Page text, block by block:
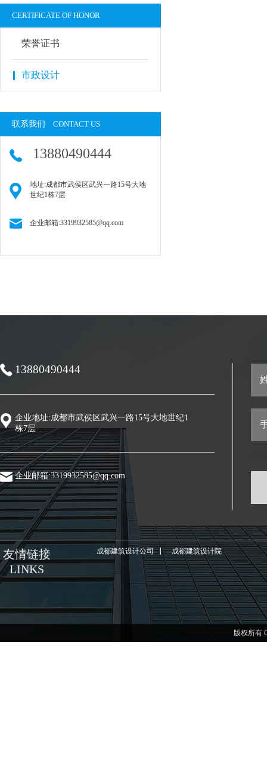
CERTIFICATE OF HONOR
荣誉证书
市政设计
联系我们 CONTACT US
13880490444
地址:成都市武侯区武兴一路15号大地
世纪1栋7层
企业邮箱:3319932585@qq.com
13880490444
企业地址:成都市武侯区武兴一路15号大地世纪1
栋7层
企业邮箱:3319932585@qq.com
友情链接
LINKS
成都建筑设计公司 成都建筑设计院
版权所有